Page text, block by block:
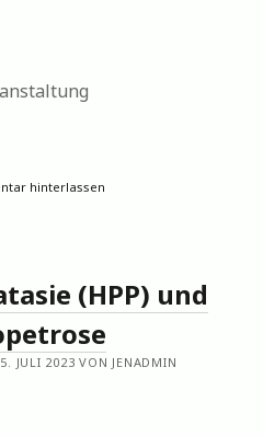
hinterlassen
(HPP) und
JULI 2023 VON JENADMIN